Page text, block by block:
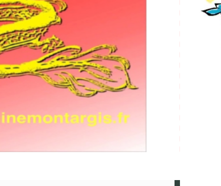
Débat – « Les Derniers Secrets
de l’Humanité » en présence du
Jacques Malaterre – 5
décembre 2025
Musée Historique de l’Amitié Franco-Chinoise
organise une projection exceptionnelle
film « Les Derniers Secrets de…